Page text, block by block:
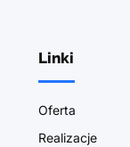
Linki
Oferta
Realizacje